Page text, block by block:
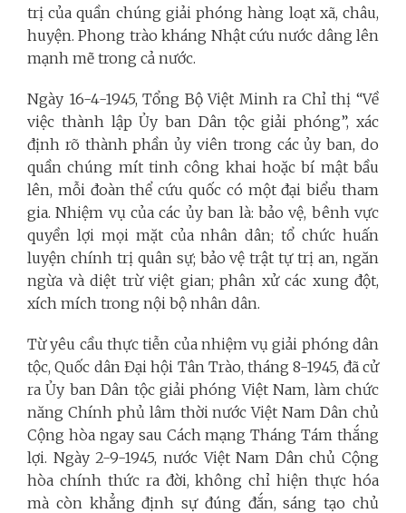
trị của quần chúng giải phóng hàng loạt xã, châu,
huyện. Phong trào kháng Nhật cứu nước dâng lên
mạnh mẽ trong cả nước.
Ngày 16-4-1945, Tổng Bộ Việt Minh ra Chỉ thị “Về
việc thành lập Ủy ban Dân tộc giải phóng”, xác
định rõ thành phần ủy viên trong các ủy ban, do
quần chúng mít tinh công khai hoặc bí mật bầu
lên, mỗi đoàn thể cứu quốc có một đại biểu tham
gia. Nhiệm vụ của các ủy ban là: bảo vệ, bênh vực
quyền lợi mọi mặt của nhân dân; tổ chức huấn
luyện chính trị quân sự; bảo vệ trật tự trị an, ngăn
ngừa và diệt trừ việt gian; phân xử các xung đột,
xích mích trong nội bộ nhân dân.
Từ yêu cầu thực tiễn của nhiệm vụ giải phóng dân
tộc, Quốc dân Đại hội Tân Trào, tháng 8-1945, đã cử
ra Ủy ban Dân tộc giải phóng Việt Nam, làm chức
năng Chính phủ lâm thời nước Việt Nam Dân chủ
Cộng hòa ngay sau Cách mạng Tháng Tám thắng
lợi. Ngày 2-9-1945, nước Việt Nam Dân chủ Cộng
hòa chính thức ra đời, không chỉ hiện thực hóa
mà còn khẳng định sự đúng đắn, sáng tạo chủ